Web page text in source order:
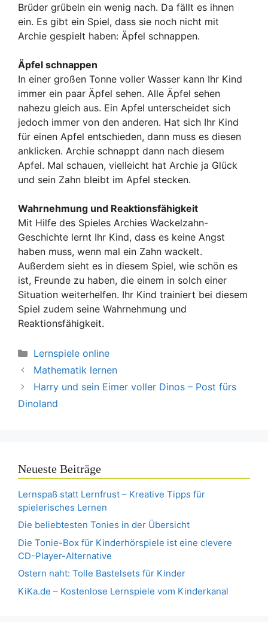
Brüder grübeln ein wenig nach. Da fällt es ihnen
ein. Es gibt ein Spiel, dass sie noch nicht mit
Archie gespielt haben: Äpfel schnappen.
Äpfel schnappen
In einer großen Tonne voller Wasser kann Ihr Kind
immer ein paar Äpfel sehen. Alle Äpfel sehen
nahezu gleich aus. Ein Apfel unterscheidet sich
jedoch immer von den anderen. Hat sich Ihr Kind
für einen Apfel entschieden, dann muss es diesen
anklicken. Archie schnappt dann nach diesem
Apfel. Mal schauen, vielleicht hat Archie ja Glück
und sein Zahn bleibt im Apfel stecken.
Wahrnehmung und Reaktionsfähigkeit
Mit Hilfe des Spieles Archies Wackelzahn-
Geschichte lernt Ihr Kind, dass es keine Angst
haben muss, wenn mal ein Zahn wackelt.
Außerdem sieht es in diesem Spiel, wie schön es
ist, Freunde zu haben, die einem in solch einer
Situation weiterhelfen. Ihr Kind trainiert bei diesem
Spiel zudem seine Wahrnehmung und
Reaktionsfähigkeit.
Kategorien
Lernspiele online
Mathematik lernen
Harry und sein Eimer voller Dinos – Post fürs
Dinoland
Neueste Beiträge
Lernspaß statt Lernfrust – Kreative Tipps für
spielerisches Lernen
Die beliebtesten Tonies in der Übersicht
Die Tonie-Box für Kinderhörspiele ist eine clevere
CD-Player-Alternative
Ostern naht: Tolle Bastelsets für Kinder
KiKa.de – Kostenlose Lernspiele vom Kinderkanal